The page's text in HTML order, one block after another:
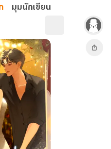
มุมนักเขียน